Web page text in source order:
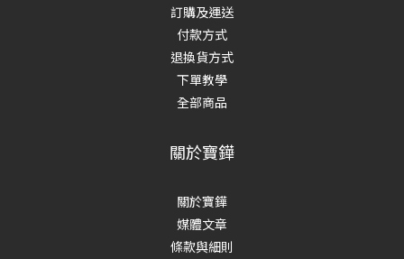
訂購及運送
付款方式
退換貨方式
下單教學
全部商品
關於寶鏵
關於寶鏵
媒體文章
條款與細則